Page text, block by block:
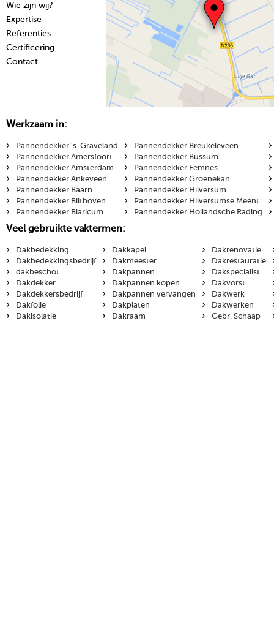
Wie zijn wij?
Expertise
Referenties
Certificering
Contact
Werkzaam in:
›
Pannendekker 's-Graveland
› Pannendekker Amersfoort
› Pannendekker Amsterdam
› Pannendekker Ankeveen
› Pannendekker Baarn
› Pannendekker Bilthoven
› Pannendekker Blaricum
› Pannendekker Breukeleveen
› Pannendekker Bussum
› Pannendekker Eemnes
› Pannendekker Groenekan
› Pannendekker Hilversum
› Pannendekker Hilversumse Meent
› Pannendekker Hollandsche Rading
›
›
›
›
›
›
›
Veel gebruikte vaktermen:
›
Dakbedekking
› Dakbedekkingsbedrijf
› dakbeschot
› Dakdekker
› Dakdekkersbedrijf
› Dakfolie
› Dakisolatie
› Dakkapel
› Dakmeester
› Dakpannen
› Dakpannen kopen
› Dakpannen vervangen
› Dakplaten
› Dakraam
› Dakrenovatie
› Dakrestauratie
› Dakspecialist
› Dakvorst
› Dakwerk
› Dakwerken
› Gebr. Schaap